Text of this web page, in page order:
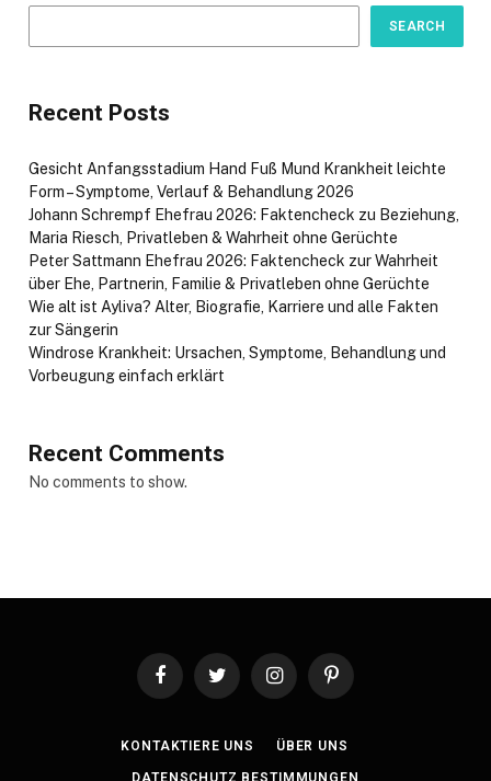
SEARCH
Recent Posts
Gesicht Anfangsstadium Hand Fuß Mund Krankheit leichte
Form – Symptome, Verlauf & Behandlung 2026
Johann Schrempf Ehefrau 2026: Faktencheck zu Beziehung,
Maria Riesch, Privatleben & Wahrheit ohne Gerüchte
Peter Sattmann Ehefrau 2026: Faktencheck zur Wahrheit
über Ehe, Partnerin, Familie & Privatleben ohne Gerüchte
Wie alt ist Ayliva? Alter, Biografie, Karriere und alle Fakten
zur Sängerin
Windrose Krankheit: Ursachen, Symptome, Behandlung und
Vorbeugung einfach erklärt
Recent Comments
No comments to show.
FacebookTwitter InstagramPinterest
KONTAKTIERE UNS ÜBER UNS